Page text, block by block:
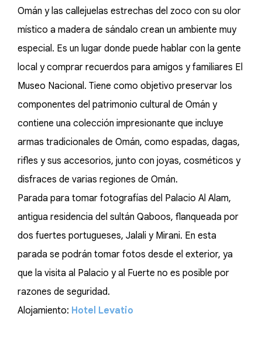
Omán y las callejuelas estrechas del zoco con su olor
místico a madera de sándalo crean un ambiente muy
especial. Es un lugar donde puede hablar con la gente
local y comprar recuerdos para amigos y familiares El
Museo Nacional. Tiene como objetivo preservar los
componentes del patrimonio cultural de Omán y
contiene una colección impresionante que incluye
armas tradicionales de Omán, como espadas, dagas,
rifles y sus accesorios, junto con joyas, cosméticos y
disfraces de varias regiones de Omán.
Parada para tomar fotografías del Palacio Al Alam,
antigua residencia del sultán Qaboos, flanqueada por
dos fuertes portugueses, Jalali y Mirani. En esta
parada se podrán tomar fotos desde el exterior, ya
que la visita al Palacio y al Fuerte no es posible por
razones de seguridad.
Alojamiento: Hotel Levatio